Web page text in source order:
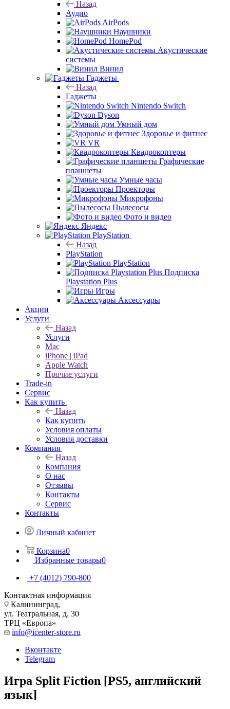
Назад
Аудио
AirPods
Наушники
HomePod
Акустические
системы
Винил
Гаджеты
Назад
Гаджеты
Nintendo Switch
Dyson
Умный дом
Здоровье и фитнес
VR
Квадрокоптеры
Графические
планшеты
Умные часы
Проекторы
Микрофоны
Пылесосы
Фото и видео
Яндекс
PlayStation
Назад
PlayStation
PlayStation
Подписка
Playstation Plus
Игры
Аксессуары
Акции
Услуги
Назад
Услуги
Mac
iPhone | iPad
Apple Watch
Прочие услуги
Trade-in
Сервис
Как купить
Назад
Как купить
Условия оплаты
Условия доставки
Компания
Назад
Компания
О нас
Отзывы
Контакты
Сервис
Контакты
Личный кабинет
Корзина0
Избранные товары0
+7 (4012) 790-800
Контактная информация
Калининград,
ул. Театральная, д. 30
ТРЦ «Европа»
info@icenter-store.ru
Вконтакте
Telegram
Игра Split Fiction [PS5, английский
язык]